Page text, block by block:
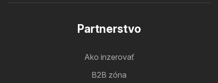
Partnerstvo
Ako inzerovať
B2B zóna